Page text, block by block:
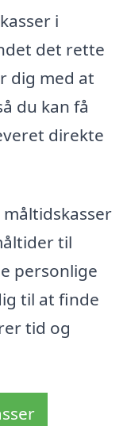
i
det rette
dig med at
du kan få
direkte
til
personlige
til at finde
tid og